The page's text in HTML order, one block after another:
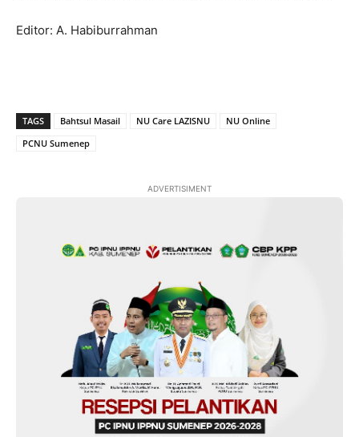
Editor: A. Habiburrahman
TAGS Bahtsul Masail NU Care LAZISNU
NU Online
PCNU Sumenep
ADVERTISIMENT